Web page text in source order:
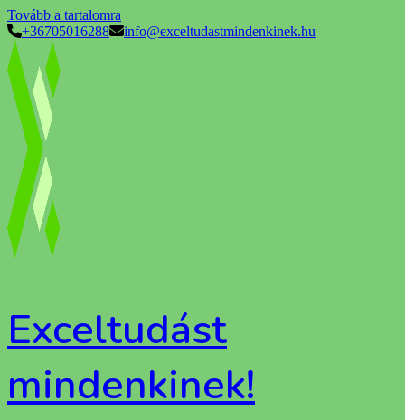
Tovább a tartalomra
+36705016288
info@exceltudastmindenkinek.hu
Exceltudást
mindenkinek!